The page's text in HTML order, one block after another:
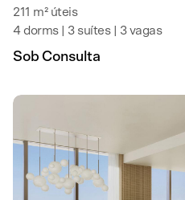
211 m² úteis
4 dorms | 3 suítes | 3 vagas
Sob Consulta